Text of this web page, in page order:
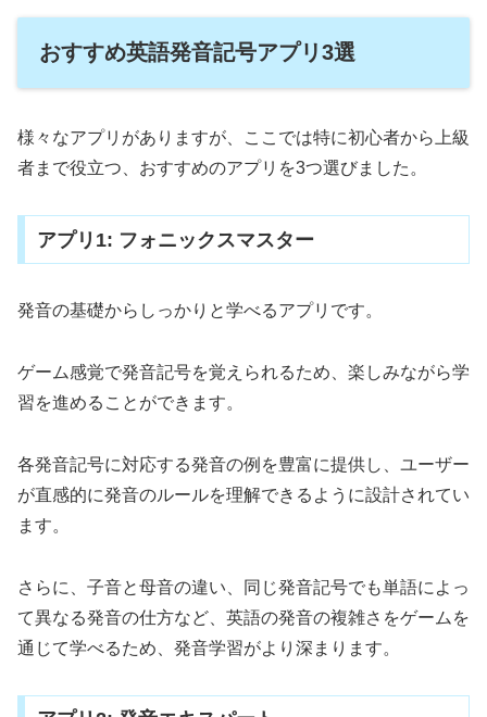
おすすめ英語発音記号アプリ3選
様々なアプリがありますが、ここでは特に初心者から上級
者まで役立つ、おすすめのアプリを3つ選びました。
アプリ1: フォニックスマスター
発音の基礎からしっかりと学べるアプリです。
ゲーム感覚で発音記号を覚えられるため、楽しみながら学
習を進めることができます。
各発音記号に対応する発音の例を豊富に提供し、ユーザー
が直感的に発音のルールを理解できるように設計されてい
ます。
さらに、子音と母音の違い、同じ発音記号でも単語によっ
て異なる発音の仕方など、英語の発音の複雑さをゲームを
通じて学べるため、発音学習がより深まります。